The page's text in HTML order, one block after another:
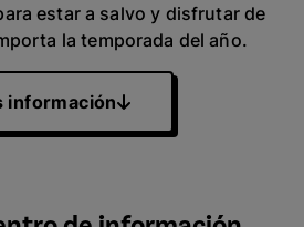
estar a salvo y disfrutar de
la temporada del año.
información